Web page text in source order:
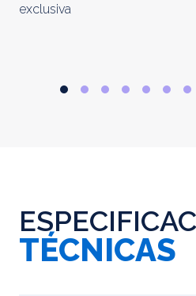
exclusiva
TÉCNICAS